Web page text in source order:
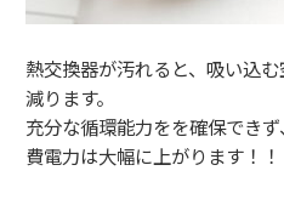
熱交換器が汚れると、吸い込
減ります。
充分な循環能力をを確保でき
費電力は大幅に上がります！！